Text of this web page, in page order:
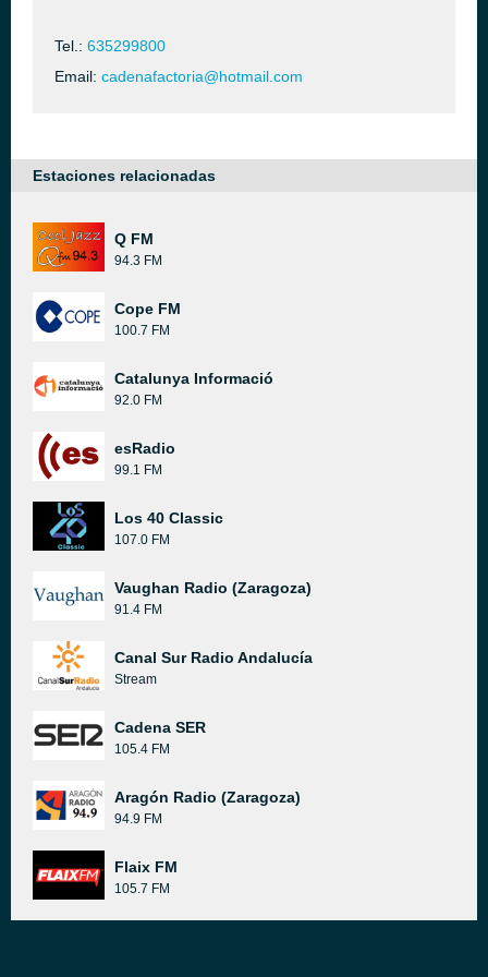
Tel.: 635299800
Email: cadenafactoria@hotmail.com
Estaciones relacionadas
Q FM
94.3 FM
Cope FM
100.7 FM
Catalunya Informació
92.0 FM
esRadio
99.1 FM
Los 40 Classic
107.0 FM
Vaughan Radio (Zaragoza)
91.4 FM
Canal Sur Radio Andalucía
Stream
Cadena SER
105.4 FM
Aragón Radio (Zaragoza)
94.9 FM
Flaix FM
105.7 FM